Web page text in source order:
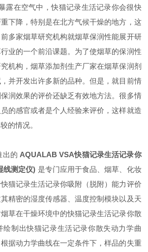
露在空气中，快猫记录生活记录你会很快
下降，特别是在北方气候干燥的地方，这
前多家烟草研究机构就烟草保润性能展开研
行业的一个前沿课题。为了使烟草的保润性
究机构，烟草添加剂生产厂家在烟草保润剂
并开发出许多新的品种。但是，就目前情
保润效果的评价还缺乏有效地方法。很多情
感官或者是个人经验来评价，这样就造
情况。
出的 AQUALAB VSA快猫记录生活记录你
线测定仪) 是专门应用于食品、烟草、化妆
猫记录生活记录你吸附（脱附）能力评价
其精密的湿度传感器、温度控制模块以及天
对烟草在干燥环境中的快猫记录生活记录你散
并绘制出快猫记录生活记录你散失动力学曲
。根据动力学曲线在一定条件下，样品的失重